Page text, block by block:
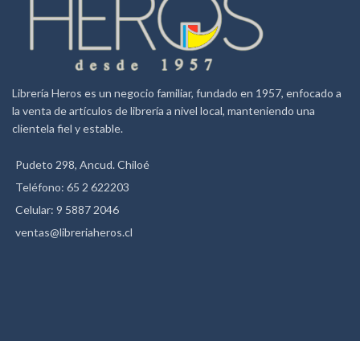
Librería Heros es un negocio familiar, fundado en 1957, enfocado a
la venta de artículos de librería a nivel local, manteniendo una
clientela fiel y estable.
Pudeto 298, Ancud. Chiloé
Teléfono: 65 2 622203
Celular: 9 5887 2046
ventas@libreriaheros.cl